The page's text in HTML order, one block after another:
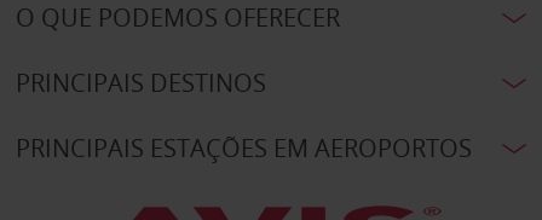
O QUE PODEMOS OFERECER
PRINCIPAIS DESTINOS
PRINCIPAIS ESTAÇÕES EM AEROPORTOS